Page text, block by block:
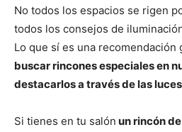
No todos los espacios se rigen
todos los consejos de
Lo que sí es una recomendación
buscar rincones especiales en
destacarlos a través de las
Si tienes en tu salón un rincón